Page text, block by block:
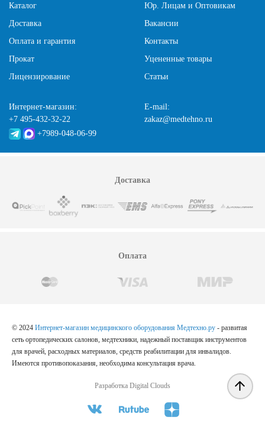
Каталог
Доставка
Оплата и гарантия
Прокат
Лицензирование
Юр. Лицам и Оптовикам
Вакансии
Контакты
Уцененные товары
Статьи
Интернет-магазин:
+7 495-432-32-22
+7989-048-06-99
E-mail:
zakaz@medtehno.ru
Доставка
Оплата
© 2024 Интернет-магазин медицинского оборудования Медтехно.ру - развитая
сеть ортопедических салонов, медтехники, надежный поставщик инструментов
для врачей, расходных материалов, средств реабилитации для инвалидов.
Имеются противопоказания, необходима консультация врача.
Разработка Digital Clouds